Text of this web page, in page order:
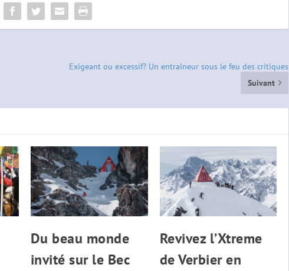
Exigeant ou excessif? Un entraîneur sous le feu des critiques
Suivant
Du beau monde
invité sur le Bec
Revivez l’Xtreme
de Verbier en